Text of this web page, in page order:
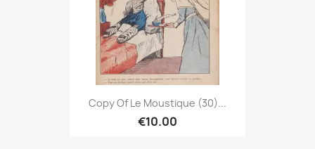
Copy Of Le Moustique (30)...
€10.00